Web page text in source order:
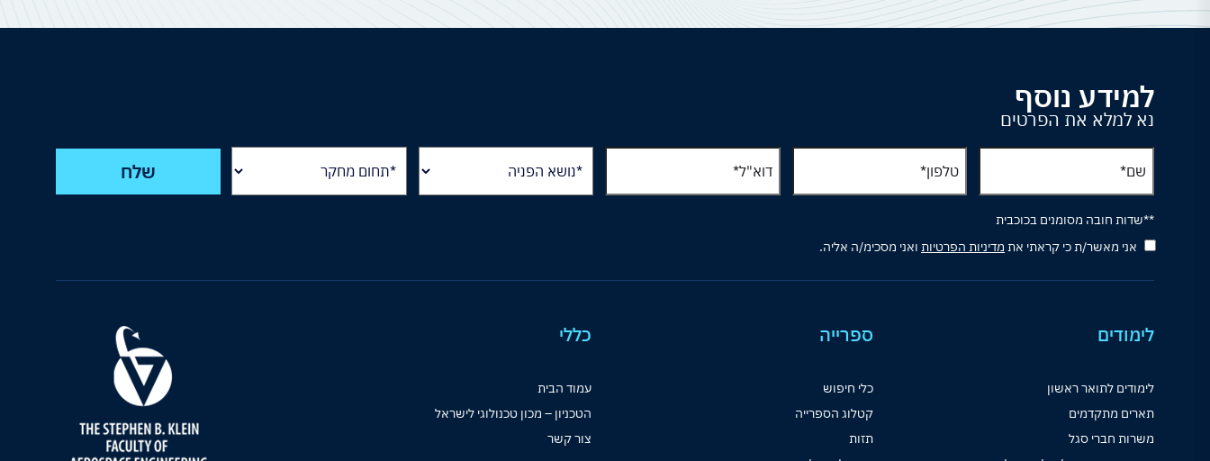
למידע נוסף
נא למלא את הפרטים
אני מאשר/ת כי קראתי את מדיניות הפרטיות ואני מסכימ/ה אליה.
**שדות חובה מסומנים בכוכבית
לימודים
לימודים לתואר ראשון
תארים מתקדמים
משרות חברי סגל
ספרייה
כלי חיפוש
קטלוג הספרייה
תזות
כללי
עמוד הבית
הטכניון – מכון טכנולוגי לישראל
צור קשר